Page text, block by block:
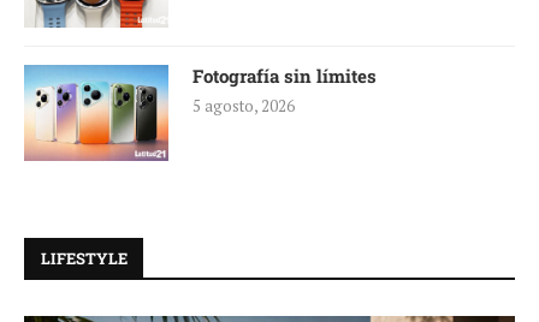
Fotografía sin límites
5 agosto, 2026
LIFESTYLE